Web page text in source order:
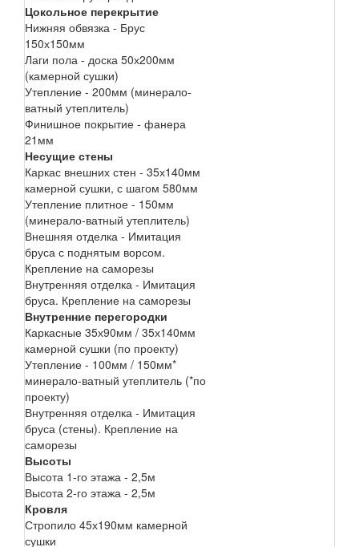
Цокольное перекрытие
Нижняя обвязка - Брус
150х150мм
Лаги пола - доска 50х200мм
(камерной сушки)
Утепление - 200мм (минерало-
ватный утеплитель)
Финишное покрытие - фанера
21мм
Несущие стены
Каркас внешних стен - 35х140мм
камерной сушки, с шагом 580мм
Утепление плитное - 150мм
(минерало-ватный утеплитель)
Внешняя отделка - Имитация
бруса с поднятым ворсом.
Крепление на саморезы
Внутренняя отделка - Имитация
бруса. Крепление на саморезы
Внутренние перегородки
Каркасные 35х90мм / 35х140мм
камерной сушки (по проекту)
Утепление - 100мм / 150мм*
минерало-ватный утеплитель (*по
проекту)
Внутренняя отделка - Имитация
бруса (стены). Крепление на
саморезы
Высоты
Высота 1-го этажа - 2,5м
Высота 2-го этажа - 2,5м
Кровля
Стропило 45х190мм камерной
сушки